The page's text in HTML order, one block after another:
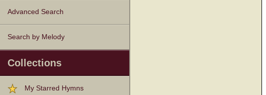
Advanced Search
Search by Melody
Collections
My Starred Hymns